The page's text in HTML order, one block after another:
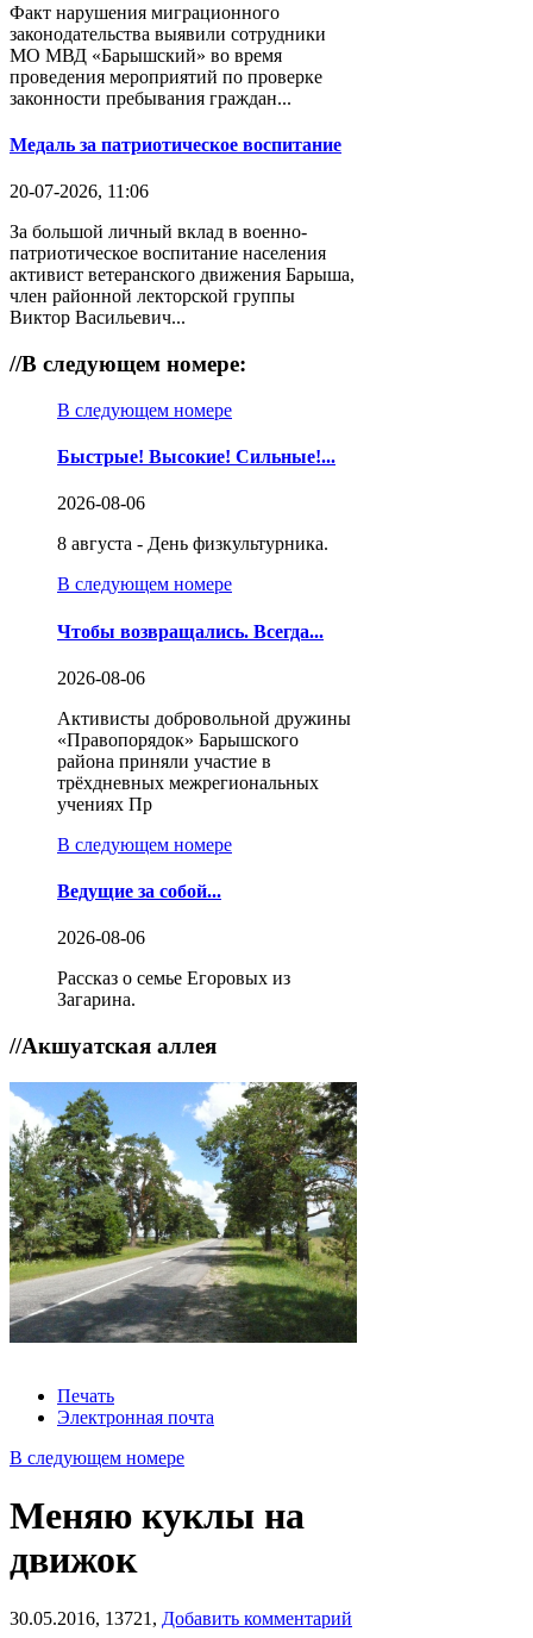
Факт нарушения миграционного
законодательства выявили сотрудники
МО МВД «Барышский» во время
проведения мероприятий по проверке
законности пребывания граждан...
Медаль за патриотическое воспитание
20-07-2026, 11:06
За большой личный вклад в военно-
патриотическое воспитание населения
активист ветеранского движения Барыша,
член районной лекторской группы
Виктор Васильевич...
//В следующем номере:
В следующем номере
Быстрые! Высокие! Сильные!...
2026-08-06
8 августа - День физкультурника.
В следующем номере
Чтобы возвращались. Всегда...
2026-08-06
Активисты добровольной дружины
«Правопорядок» Барышского
района приняли участие в
трёхдневных межрегиональных
учениях Пр
В следующем номере
Ведущие за собой...
2026-08-06
Рассказ о семье Егоровых из
Загарина.
//Акшуатская аллея
Печать
Электронная почта
В следующем номере
Меняю куклы на
движок
30.05.2016, 13721, Добавить комментарий